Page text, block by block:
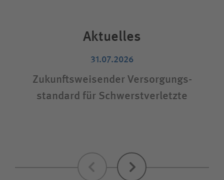
Aktuelles
31.07.2026
Zukunftsweisender Versorgungs­
standard für Schwerstverletzte
Zurück Weiter